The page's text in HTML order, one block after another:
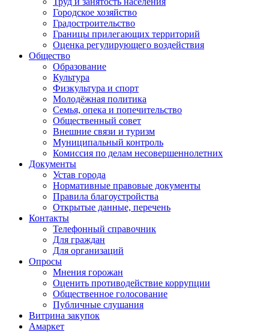
Городское хозяйство
Градостроительство
Границы прилегающих территорий
Оценка регулирующего воздействия
Общество
Образование
Культура
Физкультура и спорт
Молодёжная политика
Семья, опека и попечительство
Общественный совет
Внешние связи и туризм
Муниципальный контроль
Комиссия по делам несовершеннолетних
Документы
Устав города
Нормативные правовые документы
Правила благоустройства
Открытые данные, перечень
Контакты
Телефонный справочник
Для граждан
Для организаций
Опросы
Мнения горожан
Оценить противодействие коррупции
Общественное голосование
Публичные слушания
Витрина закупок
Амаркет